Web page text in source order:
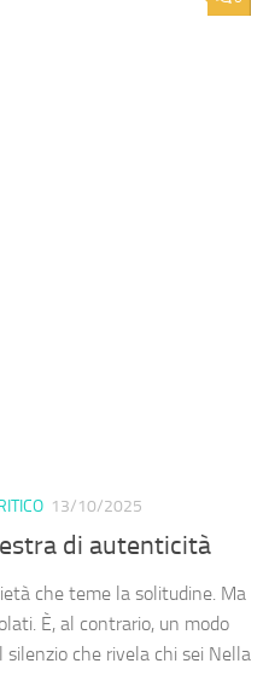
13/10/2025
di autenticità
che teme la solitudine. Ma
È, al contrario, un modo
che rivela chi sei Nella